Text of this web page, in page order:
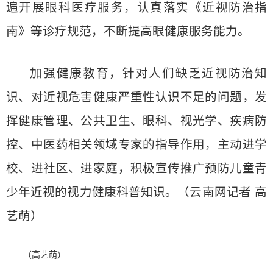
遍开展眼科医疗服务，认真落实《近视防治指
南》等诊疗规范，不断提高眼健康服务能力。
加强健康教育，针对人们缺乏近视防治知
识、对近视危害健康严重性认识不足的问题，发
挥健康管理、公共卫生、眼科、视光学、疾病防
控、中医药相关领域专家的指导作用，主动进学
校、进社区、进家庭，积极宣传推广预防儿童青
少年近视的视力健康科普知识。（云南网记者 高
艺萌）
（高艺萌）